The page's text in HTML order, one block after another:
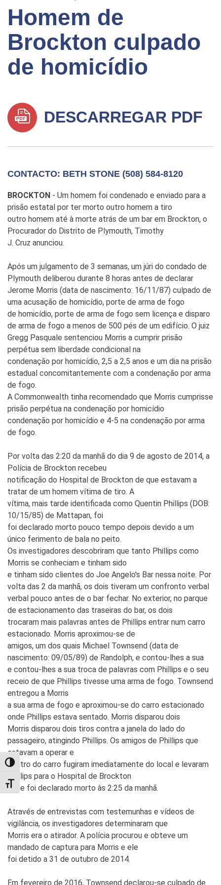
TOGGLE HIGH CONTRAST
TOGGLE FONT SIZE
Homem de
Brockton culpado
de homicídio
DESCARREGAR PDF
CONTACTO: BETH STONE (508) 584-8120
BROCKTON - Um homem foi condenado e enviado para a
prisão estatal por ter morto outro homem a tiro
outro homem até à morte atrás de um bar em Brockton, o
Procurador do Distrito de Plymouth, Timothy
J. Cruz anunciou.
Após um julgamento de 3 semanas, um júri do condado de
Plymouth deliberou durante 8 horas antes de declarar
Jerome Morris (data de nascimento: 16/11/87) culpado de
uma acusação de homicídio, porte de arma de fogo
de homicídio, porte de arma de fogo sem licença e disparo
de arma de fogo a menos de 500 pés de um edifício. O juiz
Gregg Pasquale sentenciou Morris a cumprir prisão
perpétua sem liberdade condicional na
condenação por homicídio, 2,5 a 2,5 anos e um dia na prisão
estadual concomitantemente com a condenação por arma
de fogo.
A Commonwealth tinha recomendado que Morris cumprisse
prisão perpétua na condenação por homicídio
condenação por homicídio e 4-5 na condenação por arma
de fogo.
Por volta das 2:20 da manhã do dia 9 de agosto de 2014, a
Polícia de Brockton recebeu
notificação do Hospital de Brockton de que estavam a
tratar de um homem vítima de tiro. A
vítima, mais tarde identificada como Quentin Phillips (DOB:
10/15/85) de Mattapan, foi
foi declarado morto pouco tempo depois devido a um
único ferimento de bala no peito.
Os investigadores descobriram que tanto Phillips como
Morris se conheciam e tinham sido
e tinham sido clientes do Joe Angelo's Bar nessa noite. Por
volta das 2 da manhã, os dois tiveram um confronto verbal
verbal pouco antes de o bar fechar. No exterior, no parque
de estacionamento das traseiras do bar, os dois
trocaram mais palavras antes de Phillips entrar num carro
estacionado. Morris aproximou-se de
amigos, um dos quais Michael Townsend (data de
nascimento: 09/05/89) de Randolph, e contou-lhes a sua
e contou-lhes a sua troca de palavras com Phillips e o seu
receio de que Phillips tivesse uma arma de fogo. Townsend
entregou a Morris
a sua arma de fogo e aproximou-se do carro estacionado
onde Phillips estava sentado. Morris disparou dois
Morris disparou dois tiros contra a janela do lado do
passageiro, atingindo Phillips. Os amigos de Phillips que
estavam a operar e
dentro do carro fugiram imediatamente do local e levaram
Phillips para o Hospital de Brockton
onde foi declarado morto às 2:25 da manhã.
Através de entrevistas com testemunhas e vídeos de
vigilância, os investigadores determinaram que
Morris era o atirador. A polícia procurou e obteve um
mandado de captura para Morris e ele
foi detido a 31 de outubro de 2014.
Em fevereiro de 2016, Townsend declarou-se culpado de